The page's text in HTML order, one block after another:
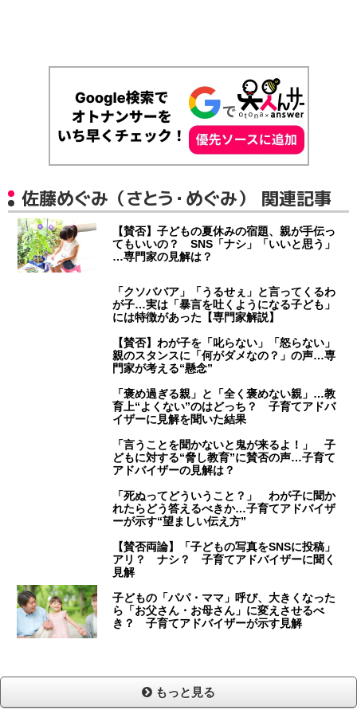
佐藤めぐみ（さとう・めぐみ） 関連記事
【賛否】子どもの夏休みの宿題、親が手伝っ
てもいいの？ SNS「ナシ」「いいと思う」
…専門家の見解は？
「クソババア」「うるせぇ」と言ってくるわ
が子…実は「暴言を吐くようになる子ども」
には特徴があった【専門家解説】
【賛否】わが子を「叱らない」「怒らない」
親のスタンスに「何がダメなの？」の声…専
門家が考える“懸念”
「褒め過ぎる親」と「全く褒めない親」…教
育上“よくない”のはどっち？ 子育てアドバ
イザーに見解を聞いた結果
「言うことを聞かないと鬼が来るよ！」 子
どもに対する“脅し教育”に賛否の声…子育て
アドバイザーの見解は？
「死ぬってどういうこと？」 わが子に聞か
れたらどう答えるべきか…子育てアドバイザ
ーが示す“望ましい伝え方”
【賛否両論】「子どもの写真をSNSに投稿」
アリ？ ナシ？ 子育てアドバイザーに聞く
見解
子どもの「パパ・ママ」呼び、大きくなった
ら「お父さん・お母さん」に変えさせるべ
き？ 子育てアドバイザーが示す見解
もっと見る